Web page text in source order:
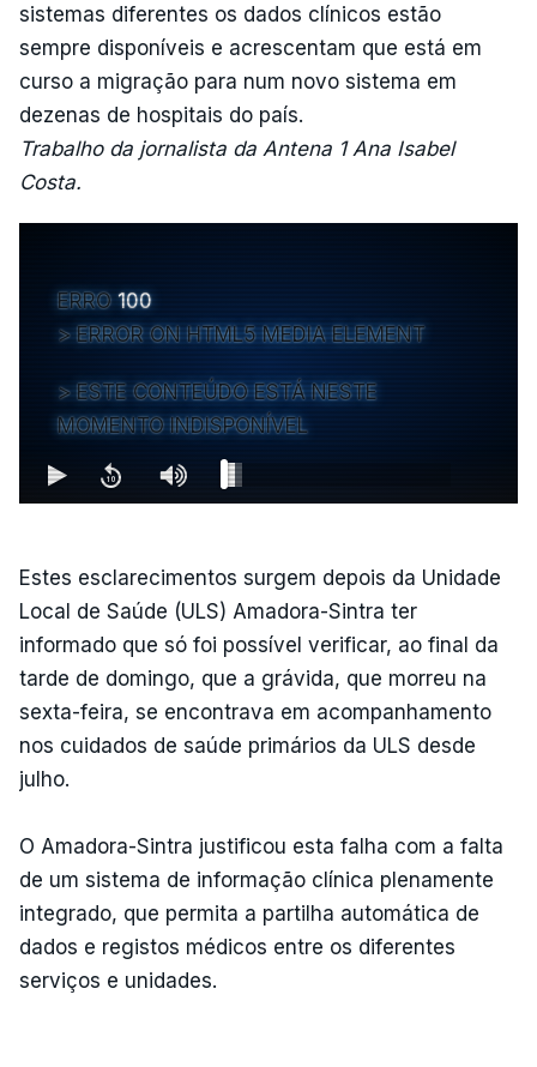
sistemas diferentes os dados clínicos estão
sempre disponíveis e acrescentam que está em
curso a migração para num novo sistema em
dezenas de hospitais do país.
Trabalho da jornalista da Antena 1 Ana Isabel
Costa.
ERRO 100
ERROR ON HTML5 MEDIA ELEMENT
ESTE CONTEÚDO ESTÁ NESTE
MOMENTO INDISPONÍVEL
Estes esclarecimentos surgem depois da Unidade
Local de Saúde (ULS) Amadora-Sintra ter
informado que só foi possível verificar, ao final da
tarde de domingo, que a grávida, que morreu na
sexta-feira, se encontrava em acompanhamento
nos cuidados de saúde primários da ULS desde
julho.
O Amadora-Sintra justificou esta falha com a falta
de um sistema de informação clínica plenamente
integrado, que permita a partilha automática de
dados e registos médicos entre os diferentes
serviços e unidades.